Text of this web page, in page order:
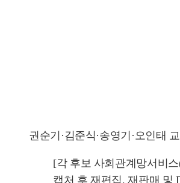
권순기·김준식·송영기·오인태
[각 후보 사회관계망서비스
캡처 후 재편집. 재판매 및